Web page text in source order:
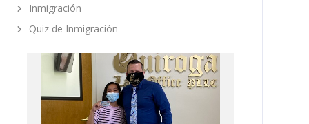
Inmigración
Quiz de Inmigración